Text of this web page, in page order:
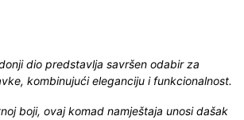
dio predstavlja savršen odabir za
kombinujući eleganciju i funkcionalnost.
boji, ovaj komad namještaja unosi dašak